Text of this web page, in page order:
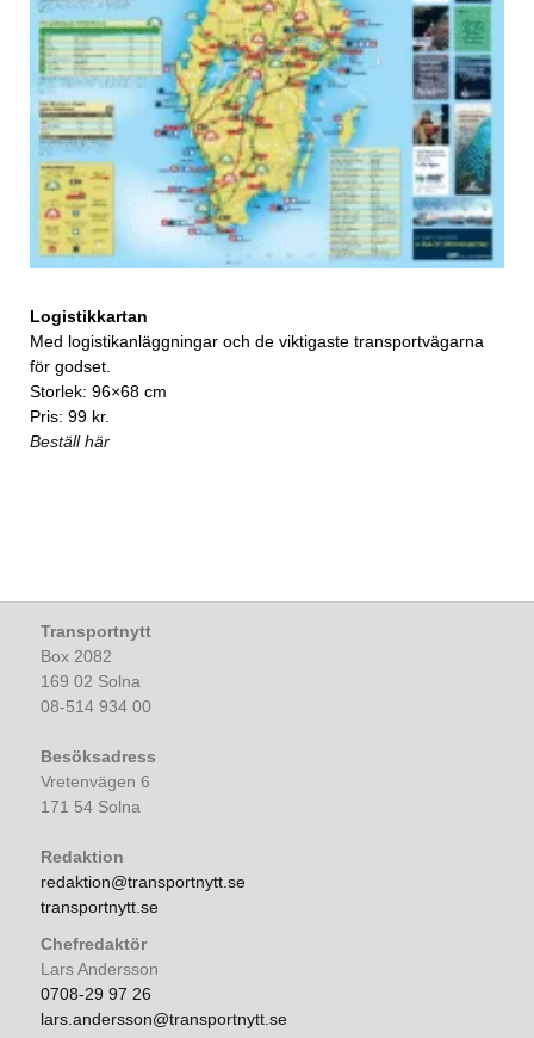
Logistikkartan
Med logistikanläggningar och de viktigaste transportvägarna
för godset.
Storlek: 96×68 cm
Pris: 99 kr.
Beställ här
Transportnytt
Box 2082
169 02 Solna
08-514 934 00
Besöksadress
Vretenvägen 6
171 54 Solna
Redaktion
redaktion@transportnytt.se
transportnytt.se
Chefredaktör
Lars Andersson
0708-29 97 26
lars.andersson@transportnytt.se